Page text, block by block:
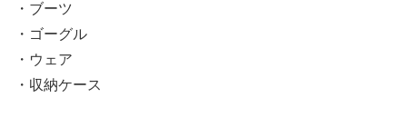
・ブーツ
・ゴーグル
・ウェア
・収納ケース